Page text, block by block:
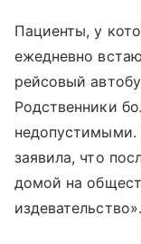
Пациенты, у
ежедневно
рейсовый
Родственники
недопустимыми.
заявила, что
домой на
издевательство».